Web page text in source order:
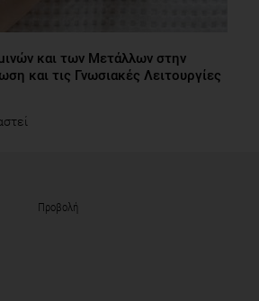
και των Μετάλλων στην
και τις Γνωσιακές Λειτουργίες
Προβολή